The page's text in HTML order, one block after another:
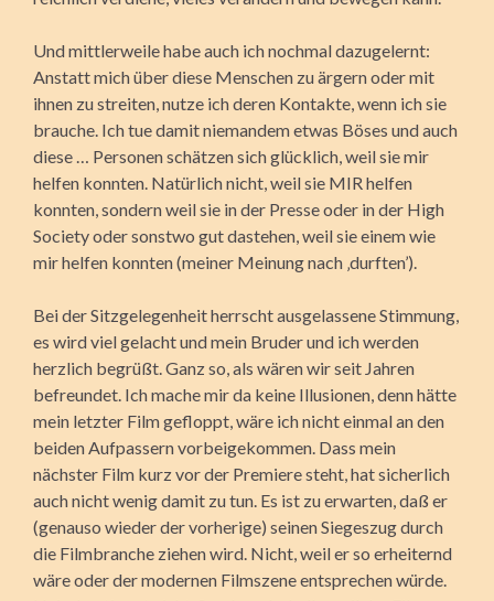
Und mittlerweile habe auch ich nochmal dazugelernt:
Anstatt mich über diese Menschen zu ärgern oder mit
ihnen zu streiten, nutze ich deren Kontakte, wenn ich sie
brauche. Ich tue damit niemandem etwas Böses und auch
diese … Personen schätzen sich glücklich, weil sie mir
helfen konnten. Natürlich nicht, weil sie MIR helfen
konnten, sondern weil sie in der Presse oder in der High
Society oder sonstwo gut dastehen, weil sie einem wie
mir helfen konnten (meiner Meinung nach ‚durften’).
Bei der Sitzgelegenheit herrscht ausgelassene Stimmung,
es wird viel gelacht und mein Bruder und ich werden
herzlich begrüßt. Ganz so, als wären wir seit Jahren
befreundet. Ich mache mir da keine Illusionen, denn hätte
mein letzter Film gefloppt, wäre ich nicht einmal an den
beiden Aufpassern vorbeigekommen. Dass mein
nächster Film kurz vor der Premiere steht, hat sicherlich
auch nicht wenig damit zu tun. Es ist zu erwarten, daß er
(genauso wieder der vorherige) seinen Siegeszug durch
die Filmbranche ziehen wird. Nicht, weil er so erheiternd
wäre oder der modernen Filmszene entsprechen würde.